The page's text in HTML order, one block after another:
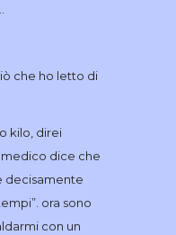
che ho letto di
kilo, direi
dice che
decisamente
ora sono
con un